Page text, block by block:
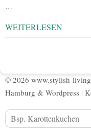
…
WEITERLESEN
© 2026 www.stylish-
Hamburg & Wordpress |